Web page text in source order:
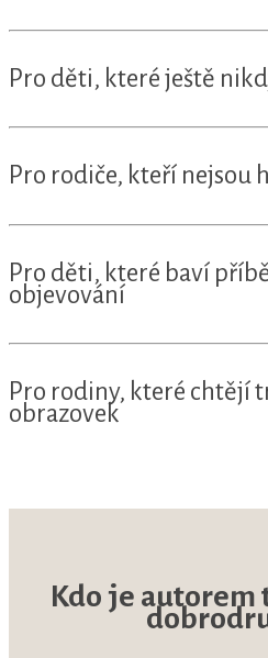
Pro děti, které ještě
Pro rodiče, kteří nejsou
Pro děti, které baví
objevování
Pro rodiny, které chtějí
obrazovek
Kdo je